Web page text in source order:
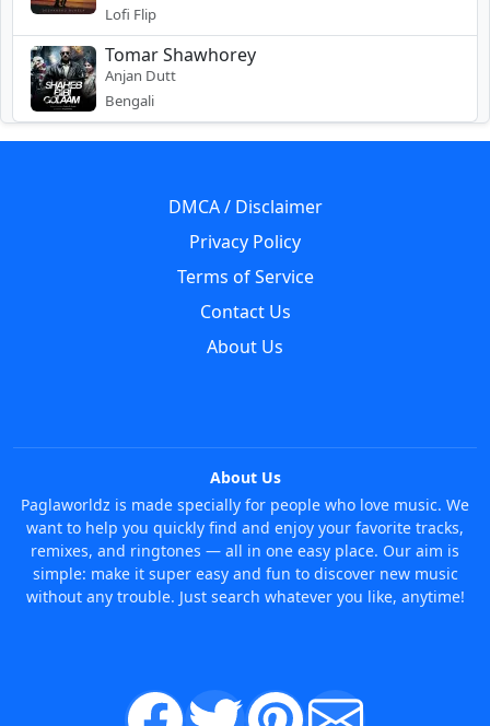
Lofi Flip
Tomar Shawhorey
Anjan Dutt
Bengali
DMCA / Disclaimer
Privacy Policy
Terms of Service
Contact Us
About Us
About Us
Paglaworldz is made specially for people who love music. We
want to help you quickly find and enjoy your favorite tracks,
remixes, and ringtones — all in one easy place. Our aim is
simple: make it super easy and fun to discover new music
without any trouble. Just search whatever you like, anytime!